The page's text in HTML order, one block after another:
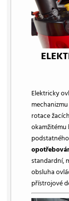
Elektricky
rotace
standardní,
obsluha
přístrojové